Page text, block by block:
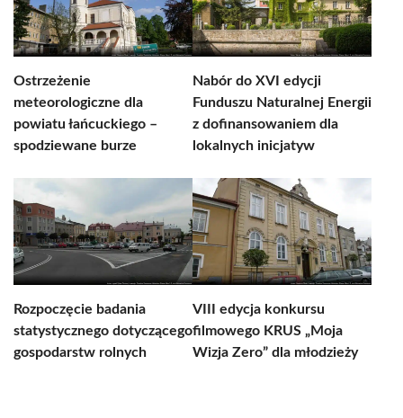
Ostrzeżenie
meteorologiczne dla
powiatu łańcuckiego –
spodziewane burze
Nabór do XVI edycji
Funduszu Naturalnej Energii
z dofinansowaniem dla
lokalnych inicjatyw
Rozpoczęcie badania
statystycznego dotyczącego
gospodarstw rolnych
VIII edycja konkursu
filmowego KRUS „Moja
Wizja Zero” dla młodzieży